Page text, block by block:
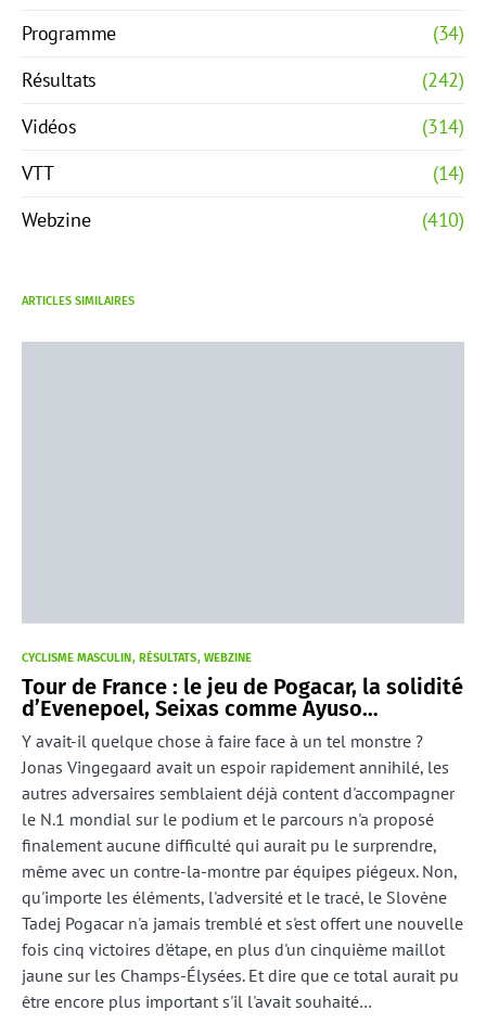
Programme
(34)
Résultats
(242)
Vidéos
(314)
VTT
(14)
Webzine
(410)
ARTICLES SIMILAIRES
CYCLISME MASCULIN RÉSULTATS WEBZINE
Tour de France : le jeu de Pogacar, la solidité
d’Evenepoel, Seixas comme Ayuso…
Y avait-il quelque chose à faire face à un tel monstre ?
Jonas Vingegaard avait un espoir rapidement annihilé, les
autres adversaires semblaient déjà content d'accompagner
le N.1 mondial sur le podium et le parcours n'a proposé
finalement aucune difficulté qui aurait pu le surprendre,
même avec un contre-la-montre par équipes piégeux. Non,
qu'importe les éléments, l'adversité et le tracé, le Slovène
Tadej Pogacar n'a jamais tremblé et s'est offert une nouvelle
fois cinq victoires d'étape, en plus d'un cinquième maillot
jaune sur les Champs-Élysées. Et dire que ce total aurait pu
être encore plus important s'il l'avait souhaité…